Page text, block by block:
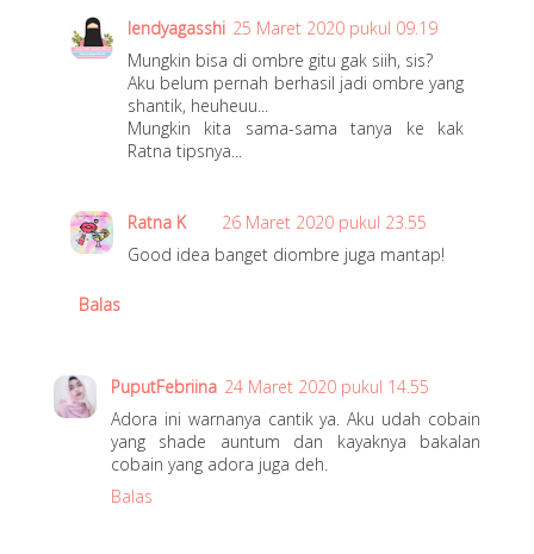
lendyagasshi 25 Maret 2020 pukul 09.19
Mungkin bisa di ombre gitu gak siih, sis?
Aku belum pernah berhasil jadi ombre yang
shantik, heuheuu...
Mungkin kita sama-sama tanya ke kak
Ratna tipsnya...
Ratna K
26 Maret 2020 pukul 23.55
Good idea banget diombre juga mantap!
Balas
PuputFebriina 24 Maret 2020 pukul 14.55
Adora ini warnanya cantik ya. Aku udah cobain
yang shade auntum dan kayaknya bakalan
cobain yang adora juga deh.
Balas